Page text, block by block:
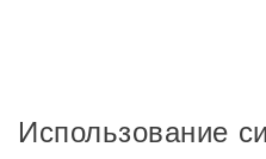
Использование